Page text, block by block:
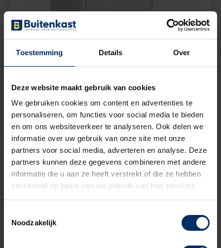
Toestemming Details Over
Deze website maakt gebruik van cookies
We gebruiken cookies om content en advertenties te
personaliseren, om functies voor social media te bieden
en om ons websiteverkeer te analyseren. Ook delen we
informatie over uw gebruik van onze site met onze
partners voor social media, adverteren en analyse. Deze
partners kunnen deze gegevens combineren met andere
informatie die u aan ze heeft verstrekt of die ze hebben
verzameld op basis van uw gebruik van hun services.
Noodzakelijk
Meterkast Kunststof Kleinverbruik
Goedgekeurd door alle netbeheerders
Lange levensduur van +20 jaar
Bekijk dit product